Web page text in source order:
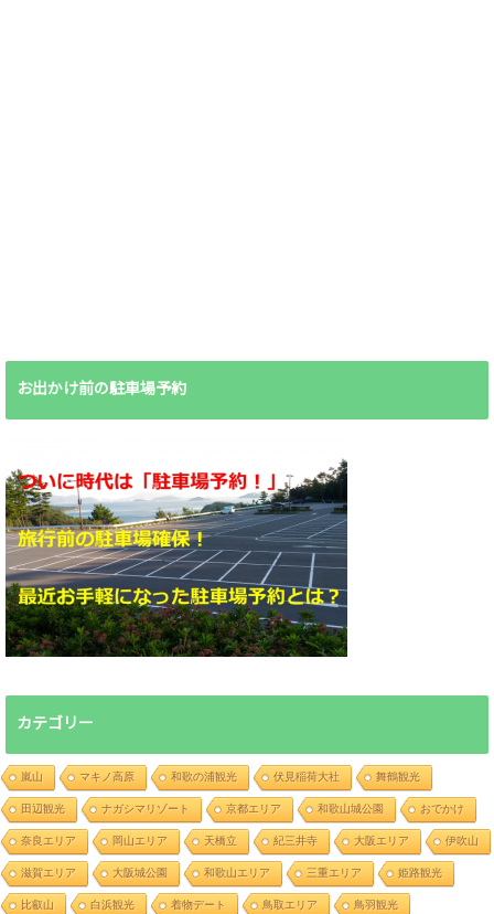
お出かけ前の駐車場予約
カテゴリー
嵐山 マキノ高原 和歌の浦観光 伏見稲荷大社 舞鶴観光
田辺観光 ナガシマリゾート 京都エリア 和歌山城公園 おでかけ
奈良エリア 岡山エリア 天橋立 紀三井寺 大阪エリア 伊吹山
滋賀エリア 大阪城公園 和歌山エリア 三重エリア 姫路観光
比叡山 白浜観光 着物デート 鳥取エリア 鳥羽観光